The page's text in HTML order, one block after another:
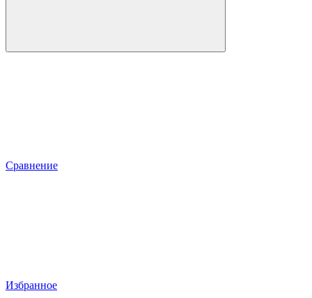
Сравнение
Избранное